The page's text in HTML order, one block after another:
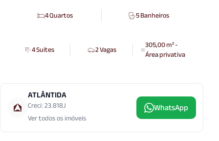
4 Quartos 5 Banheiros
4 Suítes 2 Vagas 305,00 m² -
Área privativa
ATLÂNTIDA
Creci: 23.818J
Ver todos os imóveis
WhatsApp